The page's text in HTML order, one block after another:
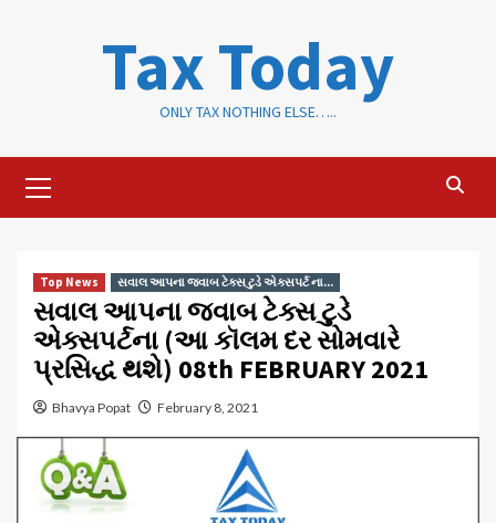
Tax Today
ONLY TAX NOTHING ELSE…..
Menu
Top News સવાલ આપના જવાબ ટેક્સ ટુડે એક્સપર્ટ ના...
સવાલ આપના જવાબ ટેક્સ ટુડે
એક્સપર્ટના (આ કૉલમ દર સોમવારે
પ્રસિદ્ધ થશે) 08th FEBRUARY 2021
Bhavya Popat February 8, 2021